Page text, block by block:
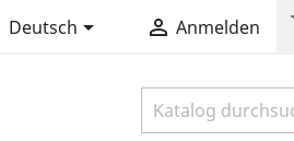
Deutsch  Anmelden